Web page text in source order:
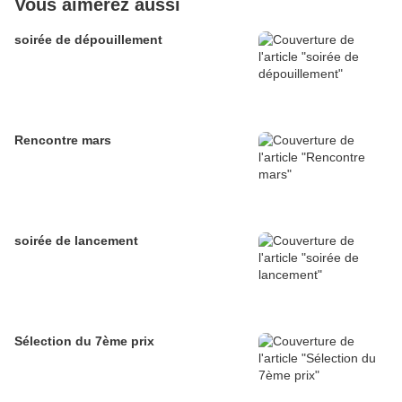
Vous aimerez aussi
soirée de dépouillement
Rencontre mars
soirée de lancement
Sélection du 7ème prix